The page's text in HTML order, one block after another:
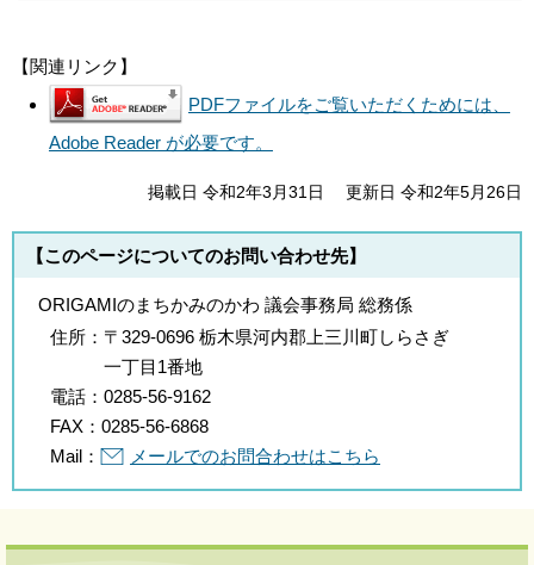
【関連リンク】
PDFファイルをご覧いただくためには、
Adobe Reader が必要です。
掲載日 令和2年3月31日 更新日 令和2年5月26日
【このページについてのお問い合わせ先】
ORIGAMIのまちかみのかわ 議会事務局 総務係
住所： 〒329-0696 栃木県河内郡上三川町しらさぎ
一丁目1番地
電話： 0285-56-9162
FAX： 0285-56-6868
Mail：
メールでのお問合わせはこちら